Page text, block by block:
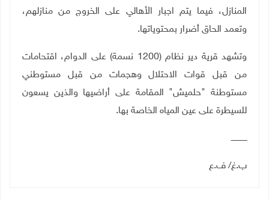
المنازل، فيما يتم اجبار الأهالي على الخروج من منازلهم،
وتعمد الحاق أضرار بمحتوياتها.
وتشهد قرية دير نظام (1200 نسمة) على الدوام، اقتحامات
من قبل قوات الاحتلال وهجمات من قبل مستوطني
مستوطنة "حلميش" المقامة على أراضيها والذين يسعون
للسيطرة على عين المياه الخاصة بها.
ـــــــــــــ
ب.غ/ ف.ع